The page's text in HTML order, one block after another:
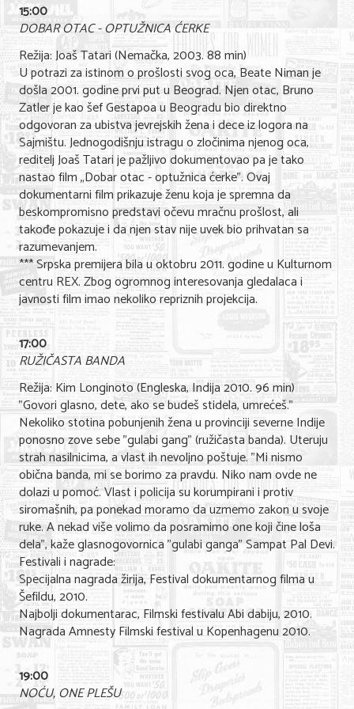
Sve za decu
Gastronomija
Kuća i bašta
Zdravlje i medicina
Sport i rekreacija
Hobi i razonoda
ADRESAR
Posao
Usluge
Nega lica i tela
Shopping
Sve za venčanje
Sve za decu
Kuća i bašta
Gastronomija
Sport i rekreacija
Zdravlje i medicina
Hobi i razonoda
UPIS FIRMI
MARKETING
KONTAKT
15:00
DOBAR OTAC - OPTUŽNICA ĆERKE
Režija: Joaš Tatari (Nemačka, 2003. 88 min)
U potrazi za istinom o prošlosti svog oca, Beate Niman je
došla 2001. godine prvi put u Beograd. Njen otac, Bruno
Zatler je kao šef Gestapoa u Beogradu bio direktno
odgovoran za ubistva jevrejskih žena i dece iz logora na
Sajmištu. Jednogodišnju istragu o zločinima njenog oca,
reditelj Joaš Tatari je pažljivo dokumentovao pa je tako
nastao film „Dobar otac - optužnica ćerke". Ovaj
dokumentarni film prikazuje ženu koja je spremna da
beskompromisno predstavi očevu mračnu prošlost, ali
takođe pokazuje i da njen stav nije uvek bio prihvatan sa
razumevanjem.
*** Srpska premijera bila u oktobru 2011. godine u Kulturnom
centru REX. Zbog ogromnog interesovanja gledalaca i
javnosti film imao nekoliko repriznih projekcija.
17:00
RUŽIČASTA BANDA
Režija: Kim Longinoto (Engleska, Indija 2010. 96 min)
"Govori glasno, dete, ako se budeš stidela, umrećeš."
Nekoliko stotina pobunjenih žena u provinciji severne Indije
ponosno zove sebe "gulabi gang" (ružičasta banda). Uteruju
strah nasilnicima, a vlast ih nevoljno poštuje. "Mi nismo
obična banda, mi se borimo za pravdu. Niko nam ovde ne
dolazi u pomoć. Vlast i policija su korumpirani i protiv
siromašnih, pa ponekad moramo da uzmemo zakon u svoje
ruke. A nekad više volimo da posramimo one koji čine loša
dela", kaže glasnogovornica "gulabi ganga" Sampat Pal Devi.
Festivali i nagrade:
Specijalna nagrada žirija, Festival dokumentarnog filma u
Šefildu, 2010.
Najbolji dokumentarac, Filmski festivalu Abi dabiju, 2010.
Nagrada Amnesty Filmski festival u Kopenhagenu 2010.
19:00
NOĆU, ONE PLEŠU